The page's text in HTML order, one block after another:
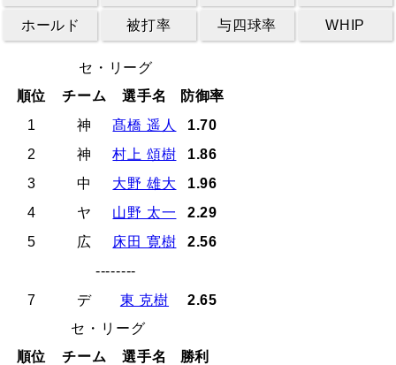
ホールド 被打率 与四球率 WHIP
セ・リーグ
順位
チーム 選手名
防御率
1
神 髙橋 遥人
1.70
2
神 村上 頌樹
1.86
3
中 大野 雄大
1.96
4
ヤ 山野 太一
2.29
5
広 床田 寛樹
2.56
--------
7
デ 東 克樹
2.65
セ・リーグ
順位
チーム 選手名
勝利